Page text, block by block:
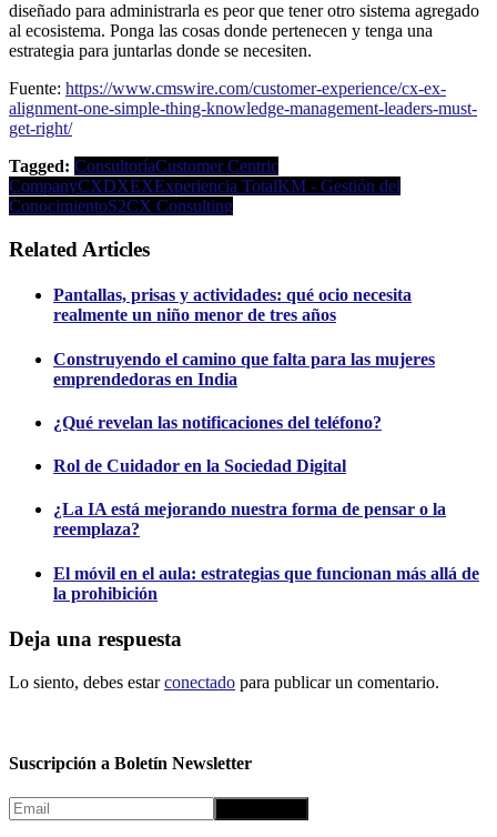
diseñado para administrarla es peor que tener otro sistema agregado
al ecosistema. Ponga las cosas donde pertenecen y tenga una
estrategia para juntarlas donde se necesiten.
Fuente: https://www.cmswire.com/customer-experience/cx-ex-
alignment-one-simple-thing-knowledge-management-leaders-must-
get-right/
Tagged: ConsultoríaCustomer Centric
CompanyCXDXEXExperiencia TotalKM - Gestión del
ConocimientoS2CX Consulting
Related Articles
Pantallas, prisas y actividades: qué ocio necesita
realmente un niño menor de tres años
Construyendo el camino que falta para las mujeres
emprendedoras en India
¿Qué revelan las notificaciones del teléfono?
Rol de Cuidador en la Sociedad Digital
¿La IA está mejorando nuestra forma de pensar o la
reemplaza?
El móvil en el aula: estrategias que funcionan más allá de
la prohibición
Deja una respuesta
Lo siento, debes estarconectado para publicar un comentario.
Suscripción a Boletín Newsletter